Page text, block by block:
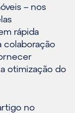
– nos
rápida
colaboração
otimização do
no